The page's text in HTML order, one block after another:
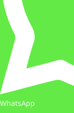
WhatsApp